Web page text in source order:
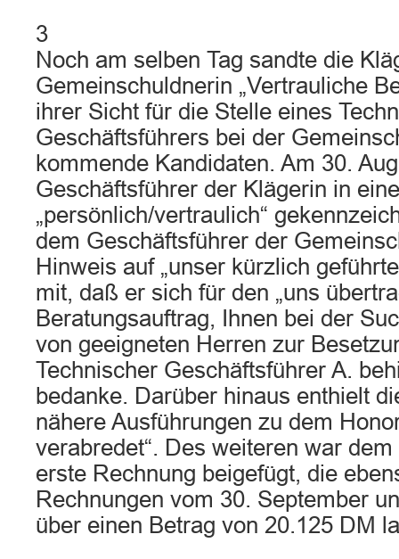
3
Noch am selben Tag sandte die
Gemeinschuldnerin „Vertrauliche
ihrer Sicht für die Stelle eines
Geschäftsführers bei der
kommende Kandidaten. Am 30.
Geschäftsführer der Klägerin in
„persönlich/vertraulich“
dem Geschäftsführer der
Hinweis auf „unser kürzlich
mit, daß er sich für den „uns
Beratungsauftrag, Ihnen bei der
von geeigneten Herren zur
Technischer Geschäftsführer A.
bedanke. Darüber hinaus enthielt
nähere Ausführungen zu dem
verabredet“. Des weiteren war
erste Rechnung beigefügt, die
Rechnungen vom 30. September
über einen Betrag von 20.125 DM